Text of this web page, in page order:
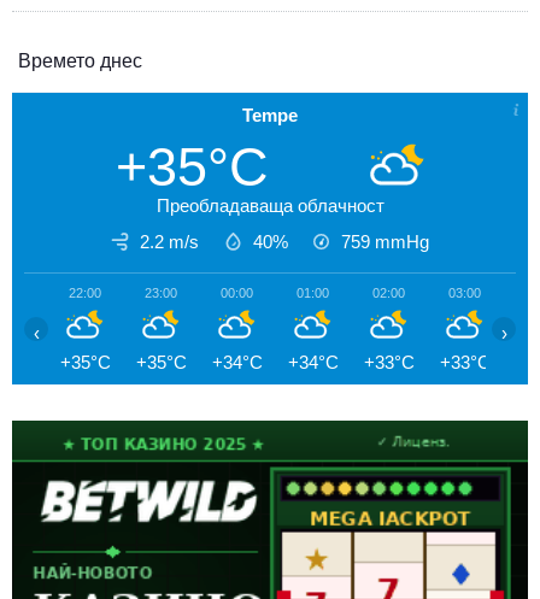
Времето днес
Tempe
+35°C
Преобладаваща облачност
2.2 m/s
40% 759 mmHg
22:00
+35°C
23:00
+35°C
00:00
+34°C
01:00
+34°C
02:00
+33°C
03:00
+33°C
‹ ›